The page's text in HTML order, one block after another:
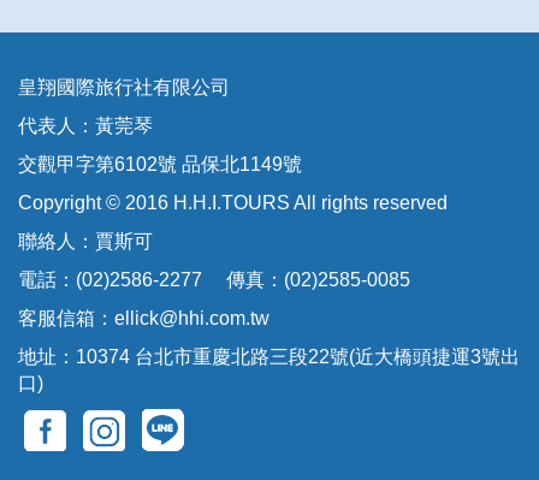
皇翔國際旅行社有限公司
代表人：黃莞琴
交觀甲字第6102號 品保北1149號
Copyright © 2016 H.H.I.TOURS All rights reserved
聯絡人：賈斯可
電話：(02)2586-2277 傳真：(02)2585-0085
客服信箱： ellick@hhi.com.tw
地址：10374 台北市重慶北路三段22號(近大橋頭捷運3號出
口)